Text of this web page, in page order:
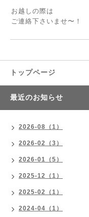
お越しの際は
ご連絡下さいませ〜！
トップページ
最近のお知らせ
2026-08（1）
2026-02（3）
2026-01（5）
2025-12（1）
2025-02（1）
2024-04（1）